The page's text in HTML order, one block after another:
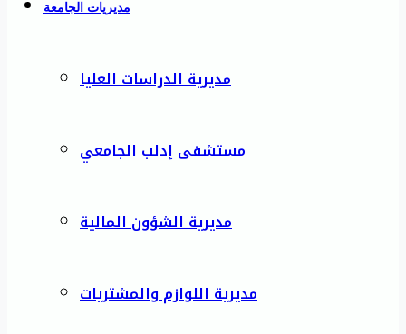
مديريات الجامعة
مديرية الدراسات العليا
مستشفى إدلب الجامعي
مديرية الشؤون المالية
مديرية اللوازم والمشتريات